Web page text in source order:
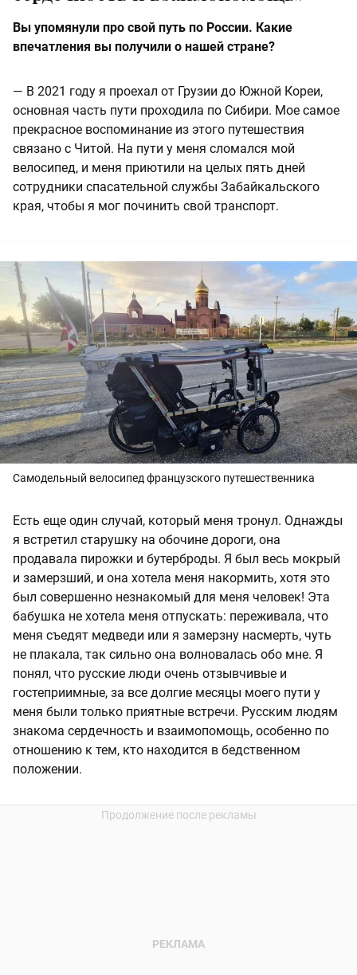
Вы упомянули про свой путь по России. Какие
впечатления вы получили о нашей стране?
— В 2021 году я проехал от Грузии до Южной Кореи,
основная часть пути проходила по Сибири. Мое самое
прекрасное воспоминание из этого путешествия
связано с Читой. На пути у меня сломался мой
велосипед, и меня приютили на целых пять дней
сотрудники спасательной службы Забайкальского
края, чтобы я мог починить свой транспорт.
Самодельный велосипед французского путешественника
Есть еще один случай, который меня тронул. Однажды
я встретил старушку на обочине дороги, она
продавала пирожки и бутерброды. Я был весь мокрый
и замерзший, и она хотела меня накормить, хотя это
был совершенно незнакомый для меня человек! Эта
бабушка не хотела меня отпускать: переживала, что
меня съедят медведи или я замерзну насмерть, чуть
не плакала, так сильно она волновалась обо мне. Я
понял, что русские люди очень отзывчивые и
гостеприимные, за все долгие месяцы моего пути у
меня были только приятные встречи. Русским людям
знакома сердечность и взаимопомощь, особенно по
отношению к тем, кто находится в бедственном
положении.